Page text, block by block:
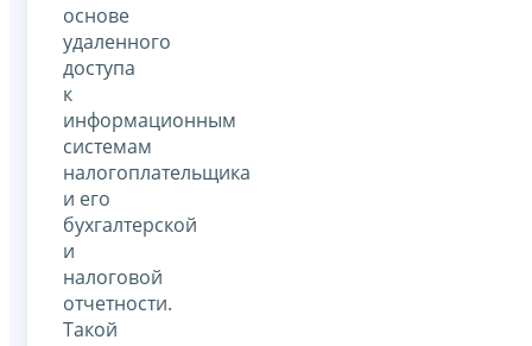
основе
удаленного
доступа
к
информационным
системам
налогоплательщика
и его
бухгалтерской
и
налоговой
отчетности.
Такой